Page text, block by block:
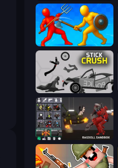
Epic Sword Battle! Fight in Arena
Stick Crush
Last Play: Ragdoll Sandbox